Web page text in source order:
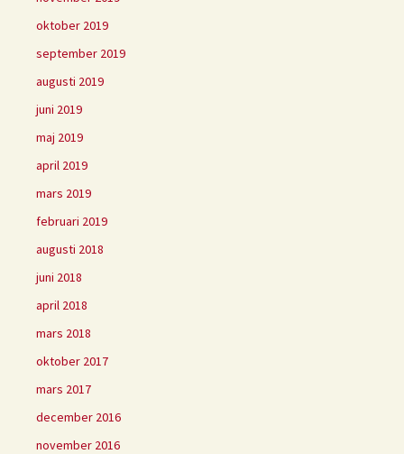
oktober 2019
september 2019
augusti 2019
juni 2019
maj 2019
april 2019
mars 2019
februari 2019
augusti 2018
juni 2018
april 2018
mars 2018
oktober 2017
mars 2017
december 2016
november 2016